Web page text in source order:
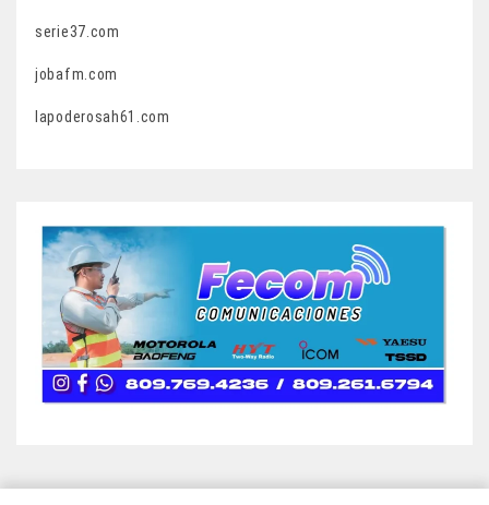
serie37.com
jobafm.com
lapoderosah61.com